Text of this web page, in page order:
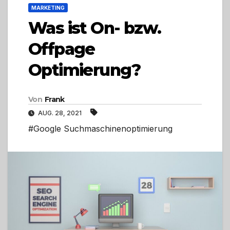
MARKETING
Was ist On- bzw.
Offpage
Optimierung?
Von Frank
AUG. 28, 2021
#Google Suchmaschinenoptimierung